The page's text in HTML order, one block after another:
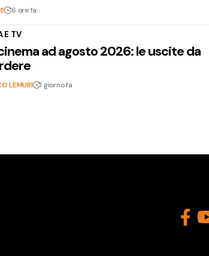
6 ore fa
E TV
ad agosto 2026: le uscite da
LEMURI 1 giorno fa